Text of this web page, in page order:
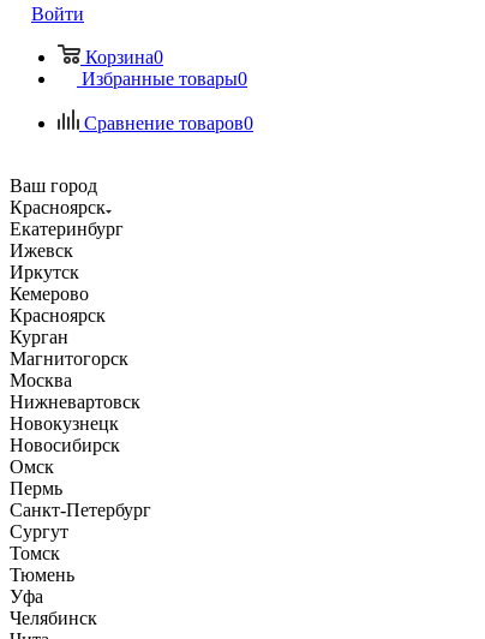
Войти
Корзина0
Избранные товары0
Сравнение товаров0
Ваш город
Красноярск
Екатеринбург
Ижевск
Иркутск
Кемерово
Красноярск
Курган
Магнитогорск
Москва
Нижневартовск
Новокузнецк
Новосибирск
Омск
Пермь
Санкт-Петербург
Сургут
Томск
Тюмень
Уфа
Челябинск